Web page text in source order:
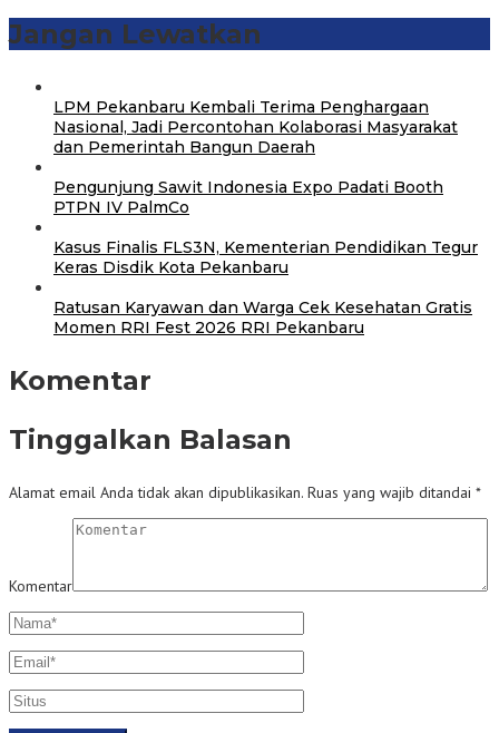
Jangan Lewatkan
‎LPM Pekanbaru Kembali Terima Penghargaan
Nasional, Jadi Percontohan Kolaborasi Masyarakat
dan Pemerintah Bangun Daerah
Pengunjung Sawit Indonesia Expo Padati Booth
PTPN IV PalmCo
Kasus Finalis FLS3N, Kementerian Pendidikan Tegur
Keras Disdik Kota Pekanbaru
‎Ratusan Karyawan dan Warga Cek Kesehatan Gratis
Momen RRI Fest 2026 RRI Pekanbaru
Komentar
Tinggalkan Balasan
Alamat email Anda tidak akan dipublikasikan. Ruas yang wajib ditandai *
Komentar